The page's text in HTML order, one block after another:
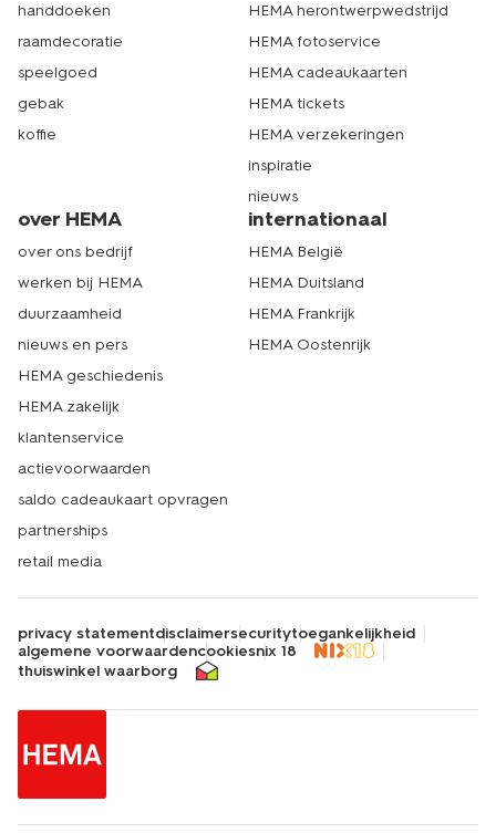
handdoeken
raamdecoratie
speelgoed
gebak
koffie
HEMA herontwerpwedstrijd
HEMA fotoservice
HEMA cadeaukaarten
HEMA tickets
HEMA verzekeringen
inspiratie
nieuws
over HEMA
over ons bedrijf
werken bij HEMA
duurzaamheid
nieuws en pers
HEMA geschiedenis
HEMA zakelijk
klantenservice
actievoorwaarden
saldo cadeaukaart opvragen
partnerships
retail media
internationaal
HEMA België
HEMA Duitsland
HEMA Frankrijk
HEMA Oostenrijk
privacy statementdisclaimersecuritytoegankelijkheid
algemene voorwaardencookiesnix 18
thuiswinkel waarborg